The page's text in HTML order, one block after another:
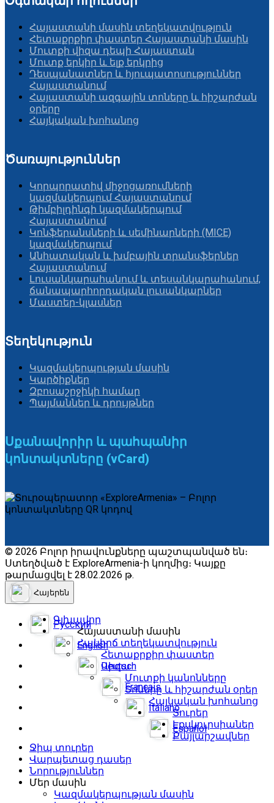
Հայաստանի մասին տեղեկատվություն
Հետաքրքիր փաստեր Հայաստանի մասին
Մուտքի վիզա դեպի Հայաստան
Մուտք երկիր և ելք երկրից
Դեսպանատներ և հյուպատոսություններ
Հայաստանում
Հայաստանի ազգային տոները և հիշարժան
օրերը
Հայկական խոհանոց
Ծառայություններ
Կորպորատիվ միջոցառումների
կազմակերպում Հայաստանում
Թիմբիլդինգի կազմակերպում
Հայաստանում
Կոնֆերանսների և սեմինարների (MICE)
կազմակերպում
Անհատական և խմբային տրանսֆերներ
Հայաստանում
Լուսանկարահանում և տեսանկարահանում,
ճանապարհորդական լուսանկարներ
Մաստեր-կլասներ
Տեղեկություն
Կազմակերպության մասին
Կարծիքներ
Զբոսաշրջիկի համար
Պայմաններ և դրույթներ
Սքանավորիր և պահպանիր
կոնտակտները (vCard)
© 2026 Բոլոր իրավունքները պաշտպանված են։
Ստեղծված է ExploreArmenia-ի կողմից։ Կայքը
թարմացվել է 28.02.2026 թ.
Հայերեն
Русский
English
Deutsch
Français
Italiano
Español
Գլխավոր
Հայաստանի մասին
Հակիրճ տեղեկատվություն
Հետաքրքիր փաստեր
Վիզա
Մուտքի կանոնները
Տոները և հիշարժան օրեր
Հայկական խոհանոց
Տուրեր
Էքսկուրսիաներ
Քայլարշավներ
Ջիպ տուրեր
Վարպետաց դասեր
Նորություններ
Մեր մասին
Կազմակերպության մասին